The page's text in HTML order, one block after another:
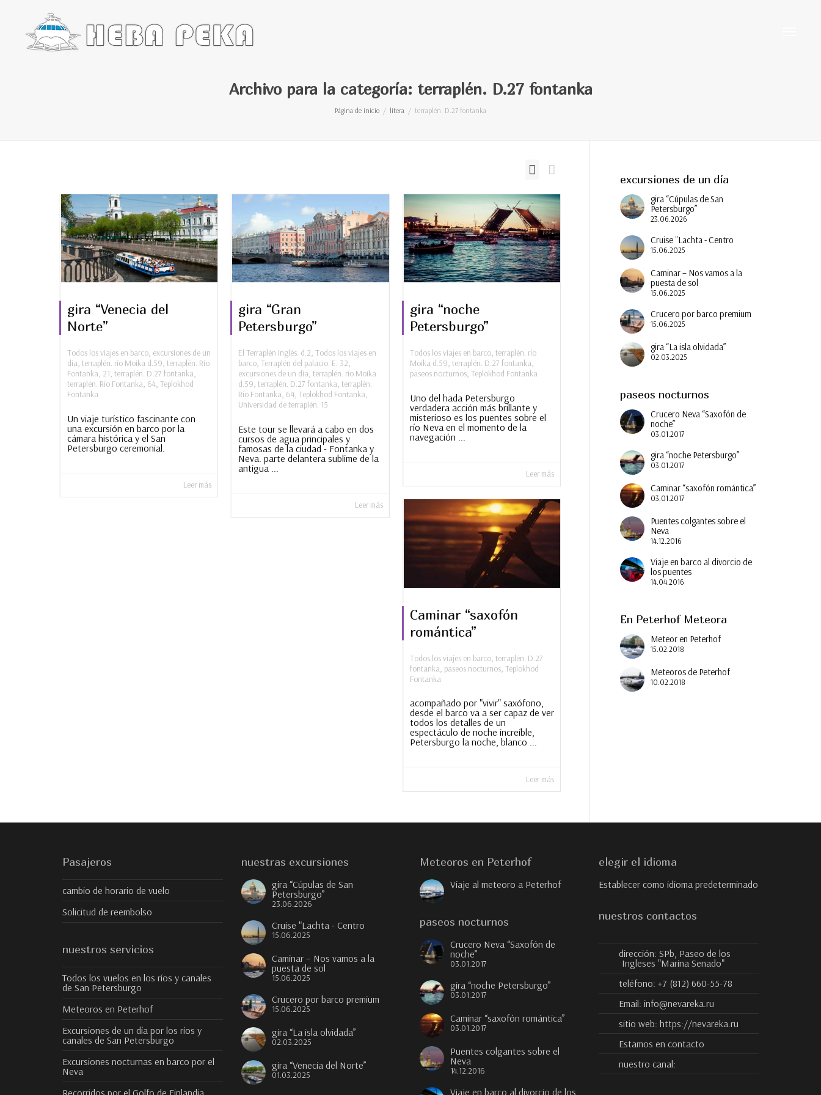
Archivo para la categoría: terraplén. D.27 fontanka
Página de inicio litera terraplén. D.27 fontanka
gira “Venecia del
Norte”
Todos los viajes en barco excursiones de un
día terraplén. río Moika d.59 terraplén. Río
Fontanka, 21 terraplén. D.27 fontanka
terraplén. Río Fontanka, 64 Teplokhod
Fontanka
Un viaje turístico fascinante con
una excursión en barco por la
cámara histórica y el San
Petersburgo ceremonial.
Leer más
gira “Gran
Petersburgo”
El Terraplén Inglés. d.2 ,Todos los viajes en
barco ,Terraplén del palacio. E. 32
excursiones de un día ,terraplén. río Moika
d.59 ,terraplén. D.27 fontanka ,terraplén.
Río Fontanka, 64 ,Teplokhod Fontanka
Universidad de terraplén. 15
Este tour se llevará a cabo en dos
cursos de agua principales y
famosas de la ciudad - Fontanka y
Neva. parte delantera sublime de la
antigua ...
Leer más
gira “noche
Petersburgo”
Todos los viajes en barco, terraplén. río
Moika d.59 terraplén. D.27 fontanka
paseos nocturnos, Teplokhod Fontanka
Uno del hada Petersburgo
verdadera acción más brillante y
misterioso es los puentes sobre el
río Neva en el momento de la
navegación ...
Leer más
Caminar “saxofón
romántica”
Todos los viajes en barco, terraplén. D.27
fontanka paseos nocturnos, Teplokhod
Fontanka
acompañado por "vivir" saxófono,
desde el barco va a ser capaz de ver
todos los detalles de un
espectáculo de noche increíble,
Petersburgo la noche, blanco ...
Leer más
excursiones de un día
gira “Cúpulas de San
Petersburgo”
23.06.2026
Cruise "Lachta - Centro
15.06.2025
Caminar – Nos vamos a la
puesta de sol
15.06.2025
Crucero por barco premium
15.06.2025
gira “La isla olvidada”
02.03.2025
paseos nocturnos
Crucero Neva “Saxofón de
noche”
03.01.2017
gira “noche Petersburgo”
03.01.2017
Caminar “saxofón romántica”
03.01.2017
Puentes colgantes sobre el
Neva
14.12.2016
Viaje en barco al divorcio de
los puentes
14.04.2016
En Peterhof Meteora
Meteor en Peterhof
15.02.2018
Meteoros de Peterhof
10.02.2018
Pasajeros
cambio de horario de vuelo
Solicitud de reembolso
nuestros servicios
Todos los vuelos en los ríos y canales
de San Petersburgo
Meteoros en Peterhof
Excursiones de un día por los ríos y
canales de San Petersburgo
Excursiones nocturnas en barco por el
Neva
Recorridos por el Golfo de Finlandia
nuestras excursiones
gira “Cúpulas de San
Petersburgo”
23.06.2026
Cruise "Lachta - Centro
15.06.2025
Caminar – Nos vamos a la
puesta de sol
15.06.2025
Crucero por barco premium
15.06.2025
gira “La isla olvidada”
02.03.2025
gira “Venecia del Norte”
01.03.2025
Meteoros en Peterhof
Viaje al meteoro a Peterhof
paseos nocturnos
Crucero Neva “Saxofón de
noche”
03.01.2017
gira “noche Petersburgo”
03.01.2017
Caminar “saxofón romántica”
03.01.2017
Puentes colgantes sobre el
Neva
14.12.2016
Viaje en barco al divorcio de los
elegir el idioma
Establecer como idioma predeterminado
nuestros contactos
dirección:SPb, Paseo de los
Ingleses "Marina Senado"
teléfono:+7 (812) 660-55-78
Email:info@nevareka.ru
sitio web:https://nevareka.ru
Estamos en contacto
nuestro canal: